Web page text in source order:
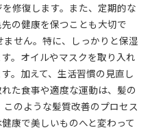
修復します。また、定期的な
の健康を保つことも大切で
せん。特に、しっかりと保湿
。オイルやマスクを取り入れ
。加えて、生活習慣の見直し
た食事や適度な運動は、髪の
のような髪質改善のプロセス
康で美しいものへと変わって